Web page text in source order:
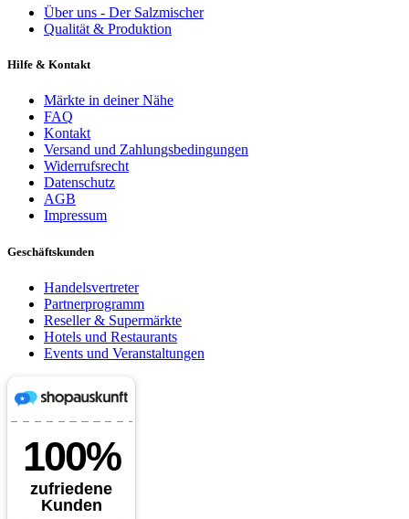
Über uns - Der Salzmischer
Qualität & Produktion
Hilfe & Kontakt
Märkte in deiner Nähe
FAQ
Kontakt
Versand und Zahlungsbedingungen
Widerrufsrecht
Datenschutz
AGB
Impressum
Geschäftskunden
Handelsvertreter
Partnerprogramm
Reseller & Supermärkte
Hotels und Restaurants
Events und Veranstaltungen